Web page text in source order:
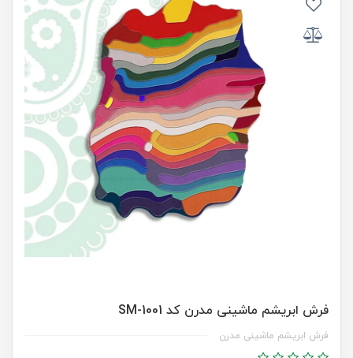
فرش ابریشم ماشینی مدرن کد SM-1001
فرش ابریشم ماشینی مدرن